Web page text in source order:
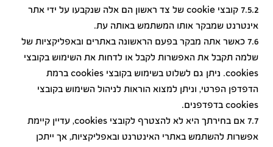
7.5.2 קובצי cookie של צד ראשון הם אלה שנקבעו על ידי אתר
אינטרנט שמבקר אותו המשתמש באותה עת.
7.6 כאשר אתה מבקר בפעם הראשונה באתרים ובאפליקציות של
שלמה תקבל את האפשרות לקבל או לדחות את השימוש בקובצי
cookies. ניתן גם לשלוט בשימוש בקובצי cookies ברמת
הדפדפן הפרטי, וניתן למצוא הוראות לניהול השימוש בקובצי
cookies בדפדפנים.
7.7 אם בחירתך היא לא להצטרף לקובצי cookies, עדיין קיימת
אפשרות להשתמש באתרי האינטרנט ובאפליקציות, אך ייתכן